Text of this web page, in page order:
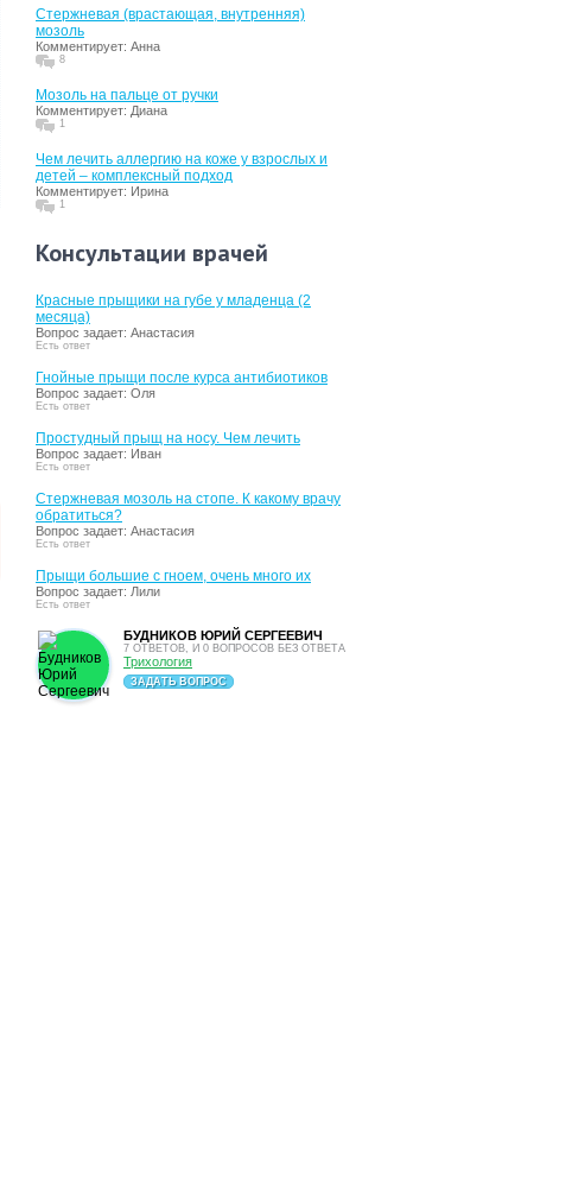
Стержневая (врастающая, внутренняя)
мозоль
Комментирует: Анна
8
Мозоль на пальце от ручки
Комментирует: Диана
1
Чем лечить аллергию на коже у взрослых и
детей – комплексный подход
Комментирует: Ирина
1
Консультации врачей
Красные прыщики на губе у младенца (2
месяца)
Вопрос задает: Анастасия
Есть ответ
Гнойные прыщи после курса антибиотиков
Вопрос задает: Оля
Есть ответ
Простудный прыщ на носу. Чем лечить
Вопрос задает: Иван
Есть ответ
Стержневая мозоль на стопе. К какому врачу
обратиться?
Вопрос задает: Анастасия
Есть ответ
Прыщи большие с гноем, очень много их
Вопрос задает: Лили
Есть ответ
БУДНИКОВ ЮРИЙ СЕРГЕЕВИЧ
7 ОТВЕТОВ, И 0 ВОПРОСОВ БЕЗ ОТВЕТА
Трихология
ЗАДАТЬ ВОПРОС